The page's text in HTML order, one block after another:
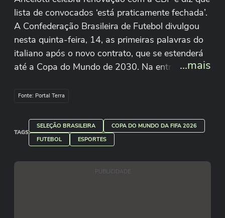
lista de convocados ‘está praticamente fechada’.
A Confederação Brasileira de Futebol divulgou
nesta quinta-feira, 14, as primeiras palavras do
italiano após o novo contrato, que se estenderá
até a Copa do Mundo de 2030. Na entrevista,
comandar a Seleção Brasileira durante um ciclo
afirmou que a lista final para a Copa está
“praticamente fechada” e que o Brasil chega
pronto para competir contra qualquer seleção.
Divulgação/CBF
...mais
Fonte: Portal Terra
TAGS
SELEÇÃO BRASILEIRA
COPA DO MUNDO DA FIFA 2026
FUTEBOL
ESPORTES
PUBLICIDADE